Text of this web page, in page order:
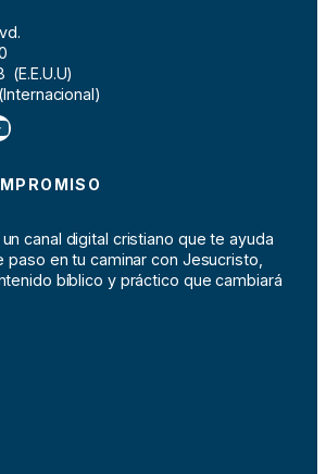
canal digital cristiano que te ayuda
paso en tu caminar con Jesucristo,
bíblico y práctico que cambiará